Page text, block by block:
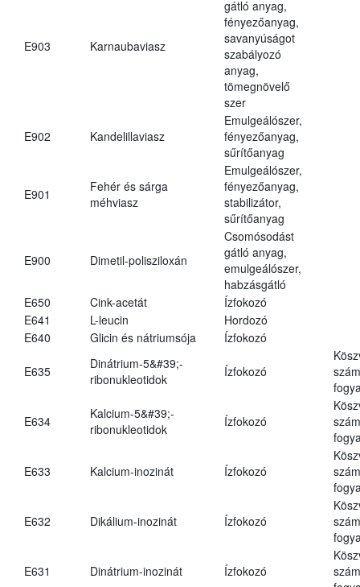
E903 Karnaubaviasz
gátló anyag,
fényezőanyag,
savanyúságot
szabályozó
anyag,
tömegnövelő
szer
E902 Kandelillaviasz
Emulgeálószer,
fényezőanyag,
sűrítőanyag
E901
Fehér és sárga
méhviasz
Emulgeálószer,
fényezőanyag,
stabilizátor,
sűrítőanyag
E900 Dimetil-polisziloxán
Csomósodást
gátló anyag,
emulgeálószer,
habzásgátló
E650
Cink-acetát
Ízfokozó
E641
L-leucin
Hordozó
E640
Glicin és nátriumsója Ízfokozó
E635
Dinátrium-5&#39;-
ribonukleotidok
Ízfokozó
E634
Kalcium-5&#39;-
ribonukleotidok
Ízfokozó
E633 Kalcium-inozinát Ízfokozó
E632 Dikálium-inozinát Ízfokozó
E631 Dinátrium-inozinát Ízfokozó